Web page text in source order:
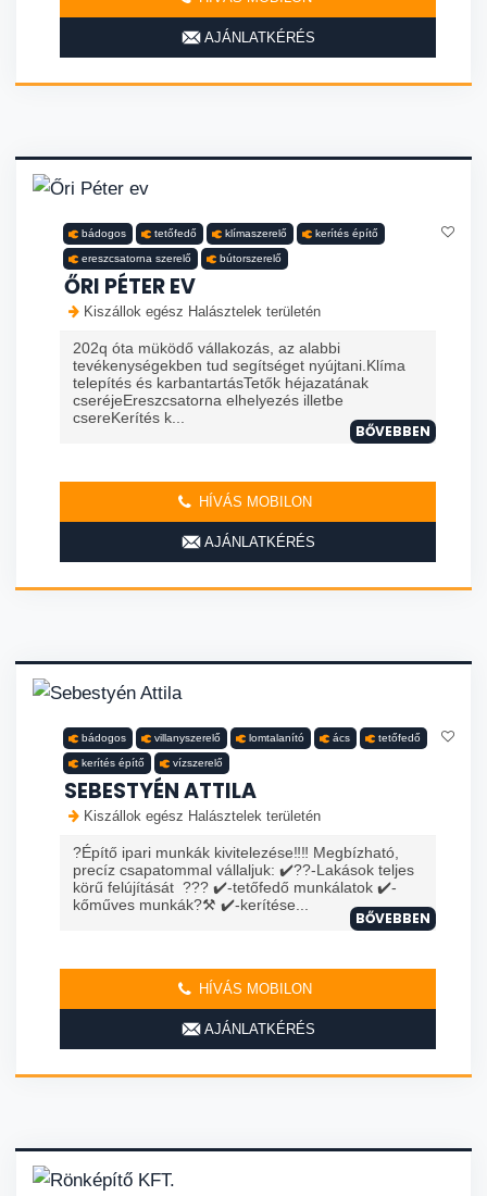
AJÁNLATKÉRÉS
bádogos tetőfedő klímaszerelő kerítés építő
ereszcsatorna szerelő bútorszerelő
ŐRI PÉTER EV
Kiszállok egész Halásztelek területén
202q óta müködő vállakozás, az alabbi
tevékenységekben tud segítséget nyújtani.Klíma
telepítés és karbantartásTetők héjazatának
cseréjeEreszcsatorna elhelyezés illetbe
csereKerítés k...
BŐVEBBEN
HÍVÁS MOBILON
AJÁNLATKÉRÉS
bádogos villanyszerelő lomtalanító ács tetőfedő
kerítés építő vízszerelő
SEBESTYÉN ATTILA
Kiszállok egész Halásztelek területén
?Építő ipari munkák kivitelezése‼️‼️ Megbízható,
precíz csapatommal vállaljuk: ✔️?️?️-Lakások teljes
körű felújítását ??? ✔️-tetőfedő munkálatok ✔️-
kőműves munkák?⚒️ ✔️-kerítése...
BŐVEBBEN
HÍVÁS MOBILON
AJÁNLATKÉRÉS